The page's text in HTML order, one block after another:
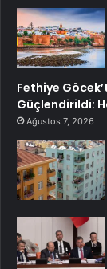
Fethiye
Güçlendirildi:
Ağustos 7, 2026